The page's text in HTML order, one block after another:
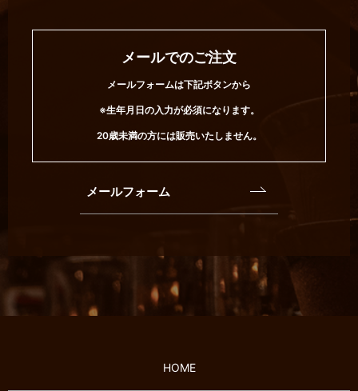
メールでのご注文
メールフォームは下記ボタンから
※生年月日の入力が必須になります。
20歳未満の方には販売いたしません。
メールフォーム
HOME